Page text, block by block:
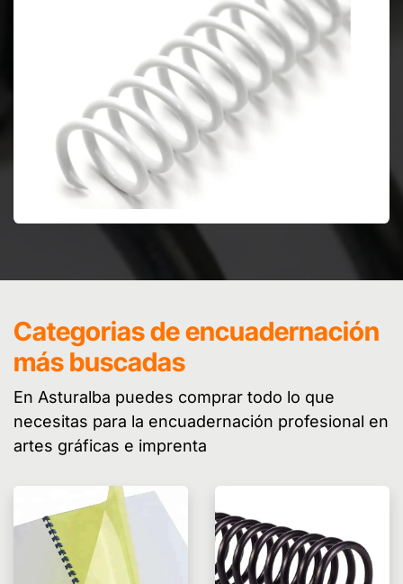
Categorias de encuadernación
más buscadas
En Asturalba puedes comprar todo lo que
necesitas para la encuadernación profesional en
artes gráficas e imprenta